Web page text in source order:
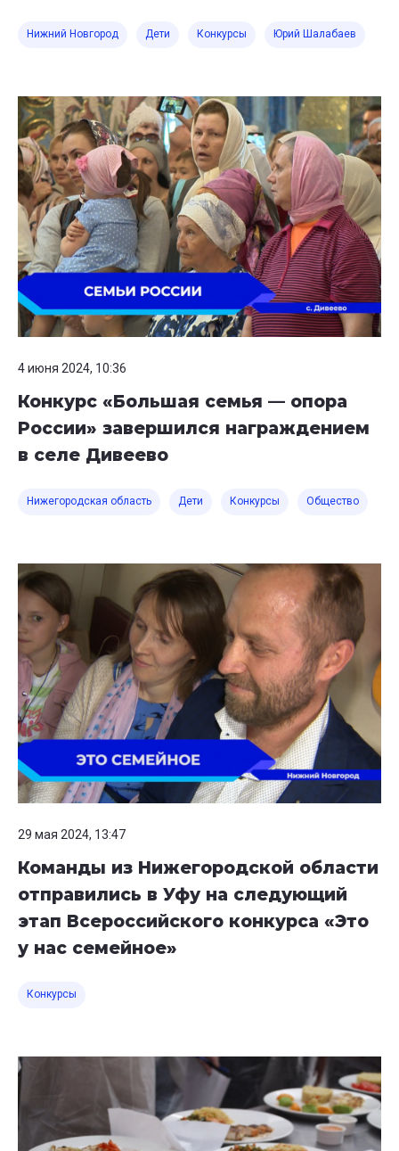
Нижний Новгород Дети Конкурсы Юрий Шалабаев
4 июня 2024, 10:36
Конкурс «Большая семья — опора
России» завершился награждением
в селе Дивеево
Нижегородская область Дети Конкурсы Общество
29 мая 2024, 13:47
Команды из Нижегородской области
отправились в Уфу на следующий
этап Всероссийского конкурса «Это
у нас семейное»
Конкурсы